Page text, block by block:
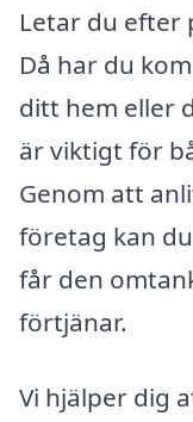
Letar du efter
Då har du
ditt hem eller
är viktigt för
Genom att
företag kan
får den
förtjänar.
Vi hjälper dig